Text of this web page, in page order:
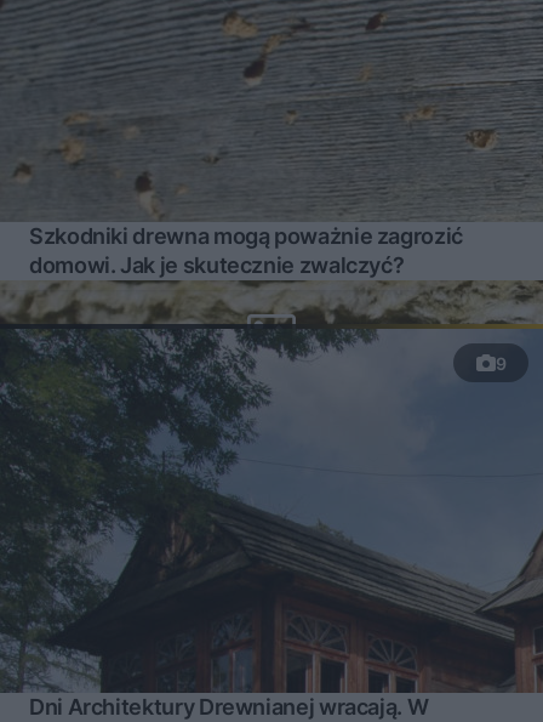
Szkodniki drewna mogą poważnie zagrozić
domowi. Jak je skutecznie zwalczyć?
9
Dni Architektury Drewnianej wracają. W